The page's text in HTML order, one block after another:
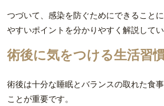
つづいて、感染を防ぐためにできること
やすいポイントを分かりやすく解説してい
術後に気をつける生活習
術後は十分な睡眠とバランスの取れた食
ことが重要です。